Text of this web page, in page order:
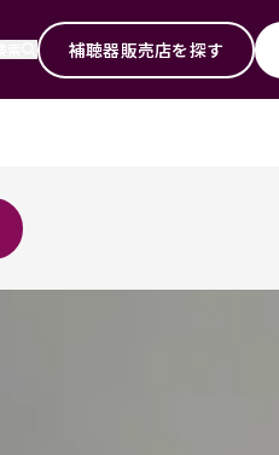
補聴器販売店を探す